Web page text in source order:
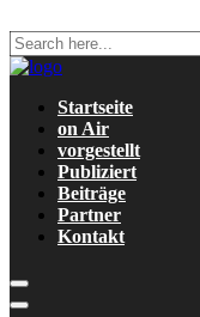
Startseite
on Air
vorgestellt
Publiziert
Beiträge
Partner
Kontakt